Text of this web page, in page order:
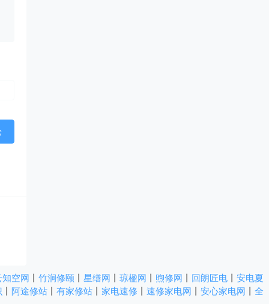
知空网 竹涧修颐 星缮网 琼楹网 煦修网 回朗匠电
安电夏
阿途修站 有家修站 家电速修 速修家电网 安心家电网
全